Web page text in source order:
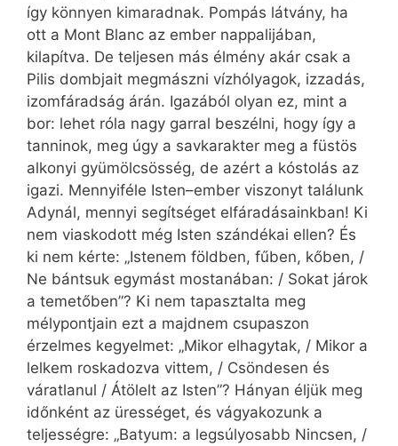
így könnyen kimaradnak. Pompás látvány, ha
ott a Mont Blanc az ember nappalijában,
kilapítva. De teljesen más élmény akár csak a
Pilis dombjait megmászni vízhólyagok, izzadás,
izomfáradság árán. Igazából olyan ez, mint a
bor: lehet róla nagy garral beszélni, hogy így a
tanninok, meg úgy a savkarakter meg a füstös
alkonyi gyümölcsösség, de azért a kóstolás az
igazi. Mennyiféle Isten–ember viszonyt találunk
Adynál, mennyi segítséget elfáradásainkban! Ki
nem viaskodott még Isten szándékai ellen? És
ki nem kérte: „Istenem földben, fűben, kőben, /
Ne bántsuk egymást mostanában: / Sokat járok
a temetőben”? Ki nem tapasztalta meg
mélypontjain ezt a majdnem csupaszon
érzelmes kegyelmet: „Mikor elhagytak, / Mikor a
lelkem roskadozva vittem, / Csöndesen és
váratlanul / Átölelt az Isten”? Hányan éljük meg
időnként az ürességet, és vágyakozunk a
teljességre: „Batyum: a legsúlyosabb Nincsen, /